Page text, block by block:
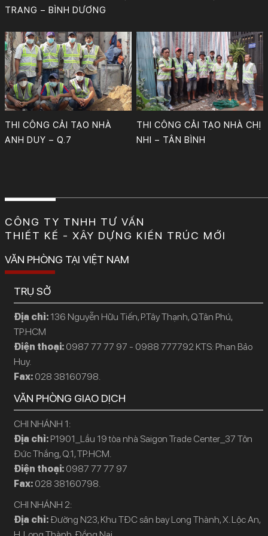
TRANG – BÌNH DƯƠNG
THI CÔNG CẢI TẠO NHÀ
ANH DUY – Q.7
THI CÔNG CẢI TẠO NHÀ CHỊ
NHI – TÂN BÌNH
CÔNG TY TNHH TƯ VẤN
THIẾT KẾ - XÂY DỰNG KIẾN TRÚC MỚI
VĂN PHÒNG TẠI VIỆT NAM
TRỤ SỞ
Địa chỉ: 136 Nguyễn Hữu Tiến, P.Tây Thạnh, Q.Tân Phú,
TP.HCM
Điện thoại: 0987 77 77 97 - 0988 777792 KTS: Phan Bảo
Huy.
Fax: 028 38160798.
VĂN PHÒNG GIAO DỊCH
CHI NHÁNH 1:
Địa chỉ: P1901_Lầu 19 tòa nhà Saigon Trade Center_37 Tôn
Đức Thắng, Q.1, TP.HCM.
Điện thoại: 0987 77 77 97
Fax: 028 38160798.
CHI NHÁNH 2:
Địa chỉ:Đường N23, Khu TĐC sân bay Long Thành, X. Lộc An,